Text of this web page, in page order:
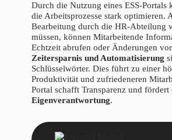
Durch die Nutzung eines ESS-Portals
die Arbeitsprozesse stark optimieren.
Bearbeitung durch die HR-Abteilung
müssen, können Mitarbeitende
Echtzeit abrufen oder Änderungen
Zeitersparnis und Automatisierung
Schlüsselwörter. Dies führt zu einer
Produktivität und zufriedeneren
Portal schafft Transparenz und
Eigenverantwortung.